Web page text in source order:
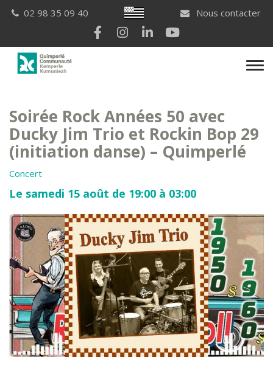
Breton
02 98 35 09 40
Nous contacter
Lien vers le compte Facebook
Lien vers le compte Instagram
Lien vers le compte
Soirée Rock Années 50 avec
Ducky Jim Trio et Rockin Bop 29
(initiation danse) – Quimperlé
Concert
Le samedi 15 août de 19:00 à 03:00